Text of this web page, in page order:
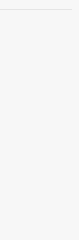
ви
готівку у